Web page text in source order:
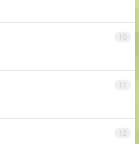
10
11
12